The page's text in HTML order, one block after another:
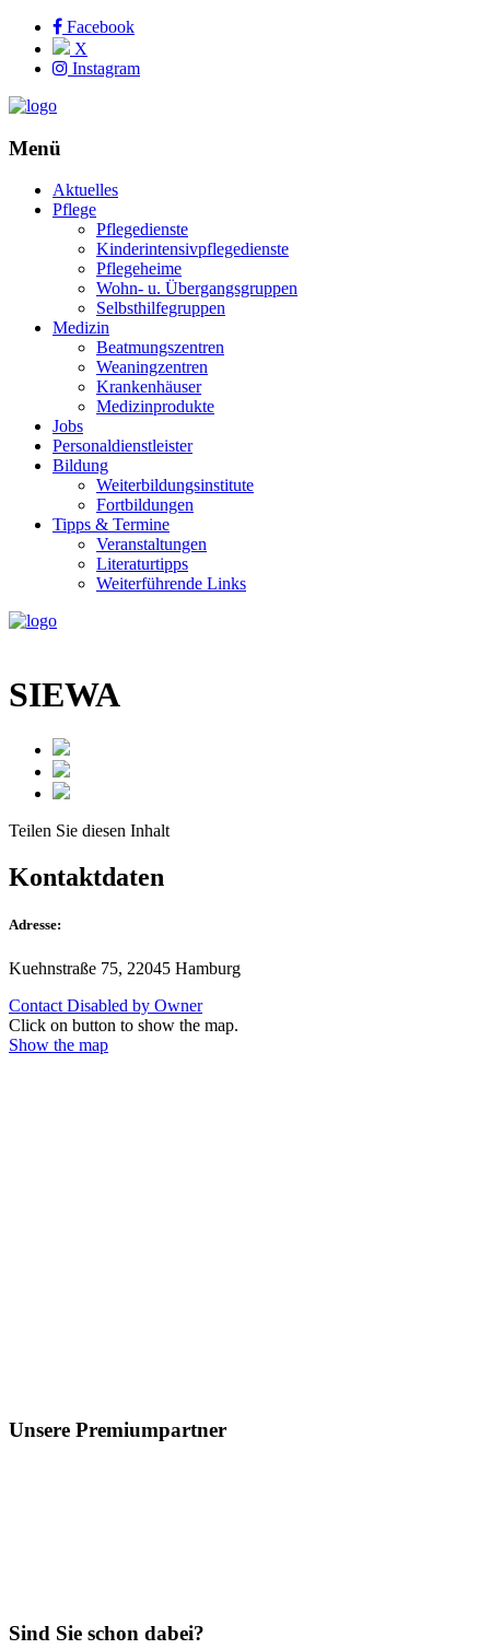
Facebook
X
Instagram
Menü
Aktuelles
Pflege
Pflegedienste
Kinderintensivpflegedienste
Pflegeheime
Wohn- u. Übergangsgruppen
Selbsthilfegruppen
Medizin
Beatmungszentren
Weaningzentren
Krankenhäuser
Medizinprodukte
Jobs
Personaldienstleister
Bildung
Weiterbildungsinstitute
Fortbildungen
Tipps & Termine
Veranstaltungen
Literaturtipps
Weiterführende Links
SIEWA
Teilen Sie diesen Inhalt
Kontaktdaten
Adresse:
Kuehnstraße 75, 22045 Hamburg
Contact Disabled by Owner
Click on button to show the map.
Show the map
Unsere Premiumpartner
Sind Sie schon dabei?